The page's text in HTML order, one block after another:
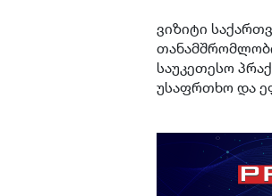
ვიზიტი
საუკეთესო
უსაფრთხო და